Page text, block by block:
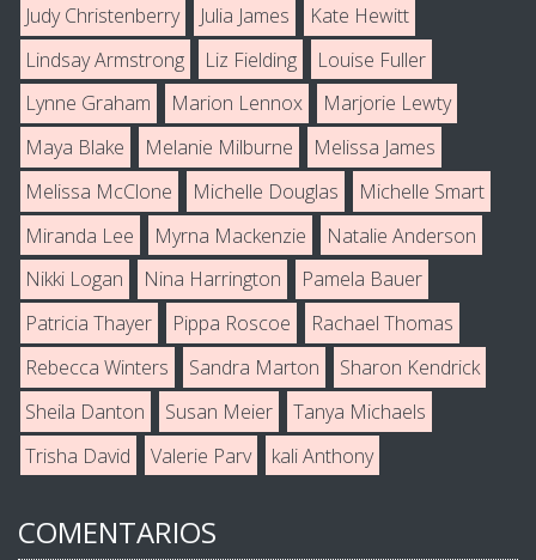
Judy Christenberry
Julia James
Kate Hewitt
Lindsay Armstrong
Liz Fielding
Louise Fuller
Lynne Graham
Marion Lennox
Marjorie Lewty
Maya Blake
Melanie Milburne
Melissa James
Melissa McClone
Michelle Douglas
Michelle Smart
Miranda Lee
Myrna Mackenzie
Natalie Anderson
Nikki Logan
Nina Harrington
Pamela Bauer
Patricia Thayer
Pippa Roscoe
Rachael Thomas
Rebecca Winters
Sandra Marton
Sharon Kendrick
Sheila Danton
Susan Meier
Tanya Michaels
Trisha David
Valerie Parv kali Anthony
COMENTARIOS